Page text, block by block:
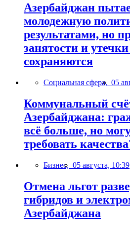
Азербайджан
молодежную
результатами, но
занятости и
сохраняются
Социальная сфера, 05
Коммунальный
Азербайджана:
всё больше, но
требовать
Бизнес, 05 августа, 10:39
Отмена льгот
гибридов и
Азербайджана